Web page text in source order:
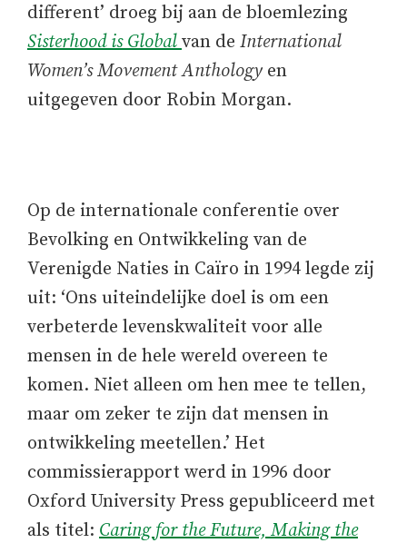
different’ droeg bij aan de bloemlezing
Sisterhood is Global van de International
Women’s Movement Anthology en
uitgegeven door Robin Morgan.
Op de internationale conferentie over
Bevolking en Ontwikkeling van de
Verenigde Naties in Caïro in 1994 legde zij
uit: ‘Ons uiteindelijke doel is om een
verbeterde levenskwaliteit voor alle
mensen in de hele wereld overeen te
komen. Niet alleen om hen mee te tellen,
maar om zeker te zijn dat mensen in
ontwikkeling meetellen.’ Het
commissierapport werd in 1996 door
Oxford University Press gepubliceerd met
als titel: Caring for the Future, Making the